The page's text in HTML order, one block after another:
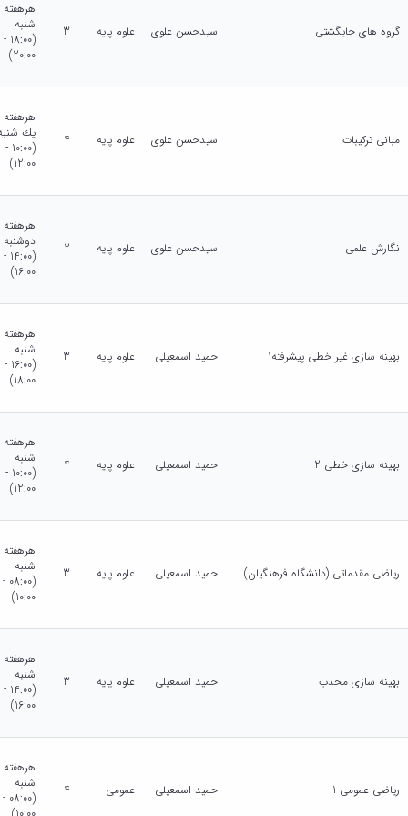
گروه های جایگشتی سیدحسن علوی علوم پایه 3
هرهفته
شنبه
(18:00 -
20:00)
مبانی ترکیبات سیدحسن علوی علوم پایه 4
هرهفته
يك
(10:00 -
12:00)
نگارش علمی سیدحسن علوی علوم پایه 2
هرهفته
دوشنبه
(14:00 -
16:00)
بهینه سازی غیر خطی پیشرفته1 حمید اسمعیلی علوم پایه 3
هرهفته
شنبه
(16:00 -
18:00)
بهینه سازی خطی 2 حمید اسمعیلی علوم پایه 4
هرهفته
شنبه
(10:00 -
12:00)
ریاضی مقدماتی (دانشگاه فرهنگیان) حمید اسمعیلی علوم پایه 3
هرهفته
شنبه
(08:00 -
10:00)
بهینه سازی محدب حمید اسمعیلی علوم پایه 3
هرهفته
شنبه
(14:00 -
16:00)
ریاضی عمومی 1 حمید اسمعیلی عمومی 4
هرهفته
شنبه
(08:00 -